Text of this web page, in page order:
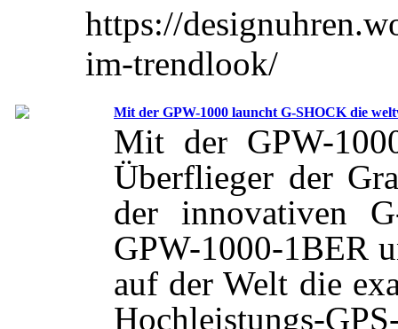
https://
im-trendlook/
Mit der GPW-1000 launcht G-SHOCK die
Mit der GPW-
Überflieger der
der innovativen
GPW-1000-1BER
auf der Welt die
Hochleistungs-